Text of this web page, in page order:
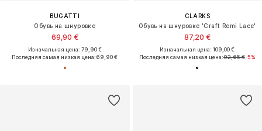
BUGATTI
Обувь на шнуровке
69,90 €
Изначальная цена: 79,90 €
Последняя самая низкая цена:69,90 €
CLARKS
Обувь на шнуровке 'Craft Remi Lace'
87,20 €
Изначальная цена: 109,00 €
Последняя самая низкая цена:92,65 €-5%